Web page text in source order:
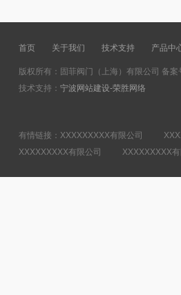
首页 关于我们 技术支持 产品中
版权所有：固菲阀门（上海）有限公司 备案
技术支持： 宁波网站建设-荣胜网络
有情链接：XXXXXXXXX有限公司
XXXXXXXXX有限公司 XXXXXXXXX有